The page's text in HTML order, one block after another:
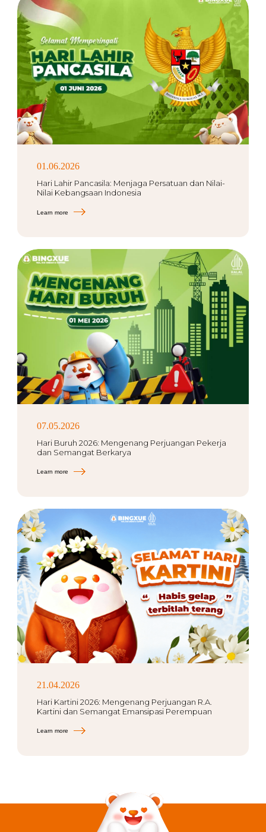
01.06.2026
Hari Lahir Pancasila: Menjaga Persatuan dan Nilai-
Nilai Kebangsaan Indonesia
Learn more
07.05.2026
Hari Buruh 2026: Mengenang Perjuangan Pekerja
dan Semangat Berkarya
Learn more
21.04.2026
Hari Kartini 2026: Mengenang Perjuangan R.A.
Kartini dan Semangat Emansipasi Perempuan
Learn more